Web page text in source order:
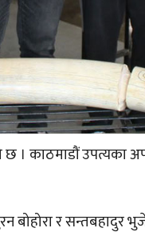
छ । काठमाडौं उपत्यका
बोहोरा र